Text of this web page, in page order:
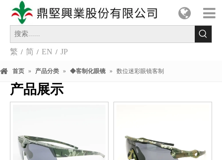
繁 / 简 / EN / JP
首页 » 产品分类 » ◆客制化眼镜 » 数位迷彩眼镜客制
产品展示